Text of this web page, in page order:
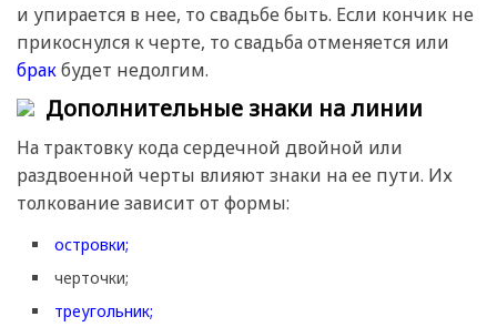
и упирается в нее, то свадьбе быть. Если кончик не
прикоснулся к черте, то свадьба отменяется или
бракбудет недолгим.
Дополнительные знаки на линии
На трактовку кода сердечной двойной или
раздвоенной черты влияют знаки на ее пути. Их
толкование зависит от формы:
островки;
черточки;
треугольник;